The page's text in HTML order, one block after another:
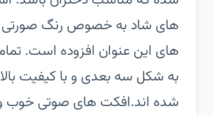
های شاد به خصوص رنگ صورتی
های این عنوان افزوده است.
به شکل سه بعدی و با کیفیت
شده اند.افکت های صوتی خوب